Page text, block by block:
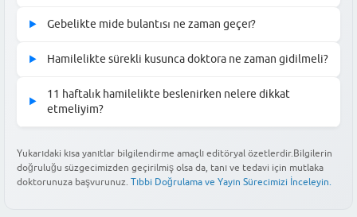
Mide bulantısını hafifletmek için sabah yataktan kalkmadan önce
bir parça kuru kraker veya peksimet yemek oldukça etkilidir. Gün
içinde ise öğünleri küçültüp sık aralıklarla beslenmek, mideyi
tamamen boş bırakmamak ve zencefilli çay gibi mideyi yatıştırıcı
doğal desteklerden doktor onayıyla yararlanmak faydalı olabilir.
Bu yanıt faydalı oldu mu?
▶ Gebelikte mide bulantısı ne zaman geçer?
Gebelik bulantıları genellikle ilk trimesterin sonu olan 12. ve 14.
haftalar arasında belirgin şekilde azalmaya başlar. Çoğu anne
adayı 16. haftaya gelindiğinde bulantıların tamamen geçtiğini
veya çok hafiflediğini ifade eder; ancak bazı durumlarda bu süreç
daha uzun sürebilir.
Bu yanıt faydalı oldu mu?
▶ Hamilelikte sürekli kusunca doktora ne zaman gidilmeli?
Besinleri ve sıvıları hiç kabul edemiyorsanız, kilo kaybı
yaşıyorsanız veya idrar renginde belirgin bir koyulaşma fark
denilen ağır bulantı tablosunun bir işareti olabilir.
▶
11 haftalık hamilelikte beslenirken nelere dikkat
etmeliyim?
yiyeceklerden uzak durarak daha çok protein ve karbonhidrat
dengeli, soğuk veya oda sıcaklığındaki besinleri tercih
etmelisiniz. Yemek sırasında sıvı alımını azaltıp sıvıları öğün
Yukarıdaki kısa yanıtlar bilgilendirme amaçlı editöryal özetlerdir.Bilgilerin
doğruluğu süzgecimizden geçirilmiş olsa da, tanı ve tedavi için mutlaka
doktorunuza başvurunuz. Tıbbi Doğrulama ve Yayın Sürecimizi İnceleyin.